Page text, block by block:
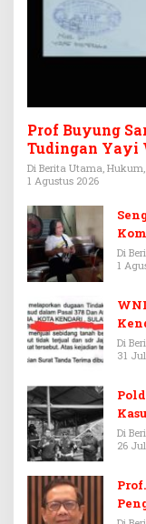
Prof Buyung
Tudingan Yayi
Rp3,6 Miliar
Di Berita Utama,
1 Agustus 2026
Di
1
Di
31
Di
26